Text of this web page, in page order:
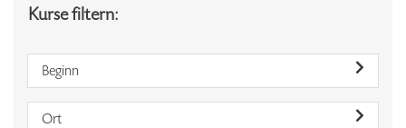
Kurse filtern:
Beginn
Ort